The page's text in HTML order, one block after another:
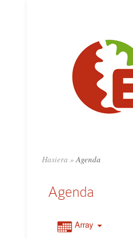
Hasiera »Agenda
Agenda
Array